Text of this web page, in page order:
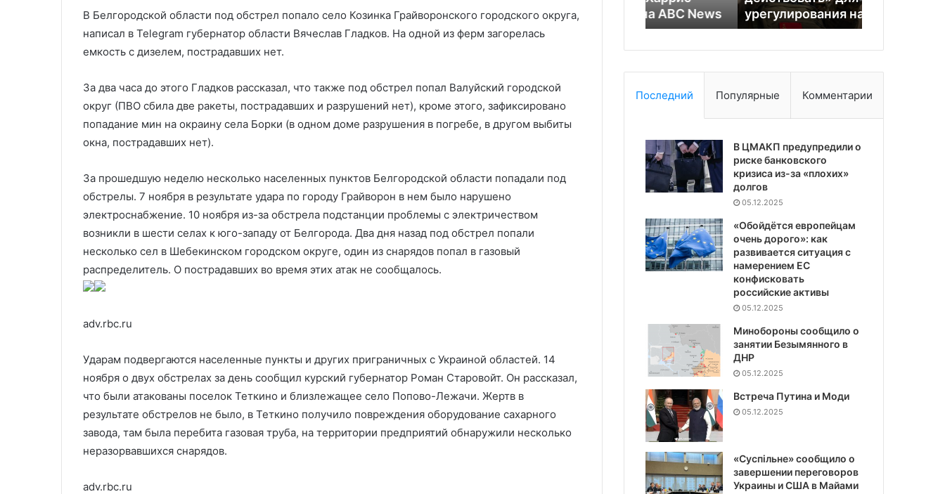
В Белгородской области под обстрел попало село Козинка Грайворонского городского округа,
написал в Telegram губернатор области Вячеслав Гладков. На одной из ферм загорелась
емкость с дизелем, пострадавших нет.
За два часа до этого Гладков рассказал, что также под обстрел попал Валуйский городской
округ (ПВО сбила две ракеты, пострадавших и разрушений нет), кроме этого, зафиксировано
попадание мин на окраину села Борки (в одном доме разрушения в погребе, в другом выбиты
окна, пострадавших нет).
За прошедшую неделю несколько населенных пунктов Белгородской области попадали под
обстрелы. 7 ноября в результате удара по городу Грайворон в нем было нарушено
электроснабжение. 10 ноября из-за обстрела подстанции проблемы с электричеством
возникли в шести селах к юго-западу от Белгорода. Два дня назад под обстрел попали
несколько сел в Шебекинском городском округе, один из снарядов попал в газовый
распределитель. О пострадавших во время этих атак не сообщалось.
adv.rbc.ru
Ударам подвергаются населенные пункты и других приграничных с Украиной областей. 14
ноября о двух обстрелах за день сообщил курский губернатор Роман Старовойт. Он рассказал,
что были атакованы поселок Теткино и близлежащее село Попово-Лежачи. Жертв в
результате обстрелов не было, в Теткино получило повреждения оборудование сахарного
завода, там была перебита газовая труба, на территории предприятий обнаружили несколько
неразорвавшихся снарядов.
adv.rbc.ru
Украины ради экономии
человека
ABC
News
провести дебаты на ABC News
урегулирования на Украине
ударом
по
Последний Популярные Комментарии
В ЦМАКП предупредили о
риске банковского
кризиса из-за «плохих»
долгов
05.12.2025
«Обойдётся европейцам
очень дорого»: как
развивается ситуация с
намерением ЕС
конфисковать
российские активы
05.12.2025
Минобороны сообщило о
занятии Безымянного в
ДНР
05.12.2025
Встреча Путина и Моди
05.12.2025
«Суспiльне» сообщило о
завершении переговоров
Украины и США в Майами